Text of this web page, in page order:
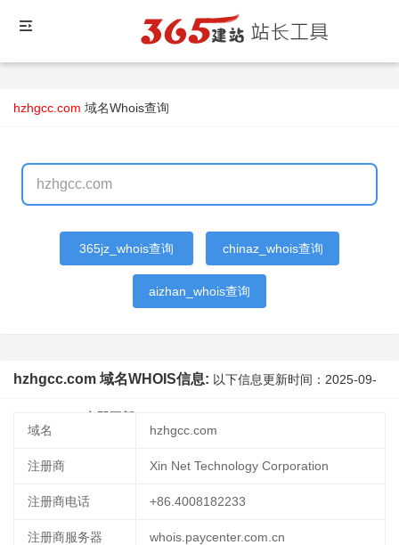
hzhgcc.com 域名Whois查询
365jz_whois查询 chinaz_whois查询
aizhan_whois查询
hzhgcc.com 域名WHOIS信息: 以下信息更新时间： 2025-09-
立即更新
域名
hzhgcc.com
注册商 Xin Net Technology Corporation
注册商电话 +86.4008182233
注册商服务器 whois.paycenter.com.cn